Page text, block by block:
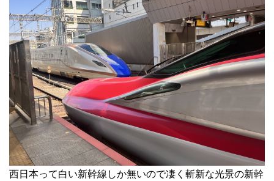
西日本って白い新幹線しか無いので凄く斬新な光景の新幹